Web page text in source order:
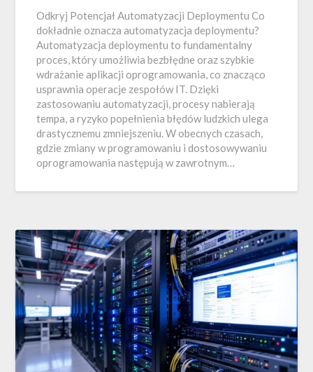
Odkryj Potencjał Automatyzacji Deploymentu Co
dokładnie oznacza automatyzacja deploymentu?
Automatyzacja deploymentu to fundamentalny
proces, który umożliwia bezbłędne oraz szybkie
wdrażanie aplikacji oprogramowania, co znacząco
usprawnia operacje zespołów IT. Dzięki
zastosowaniu automatyzacji, procesy nabierają
tempa, a ryzyko popełnienia błędów ludzkich ulega
drastycznemu zmniejszeniu. W obecnych czasach,
gdzie zmiany w programowaniu i dostosowywaniu
oprogramowania następują w zawrotnym…